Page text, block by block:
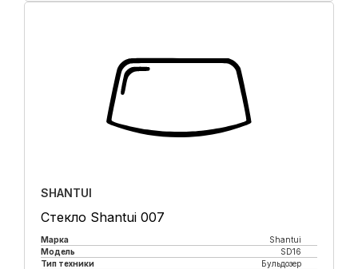
SHANTUI
Стекло Shantui 007
Марка
Shantui
Модель
SD16
Тип техники
Бульдозер